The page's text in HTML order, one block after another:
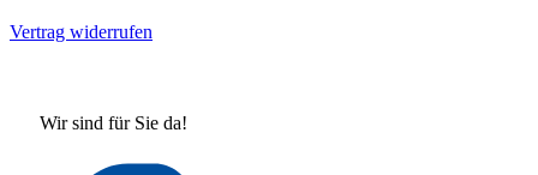
Vertrag widerrufen
Wir sind für Sie da!